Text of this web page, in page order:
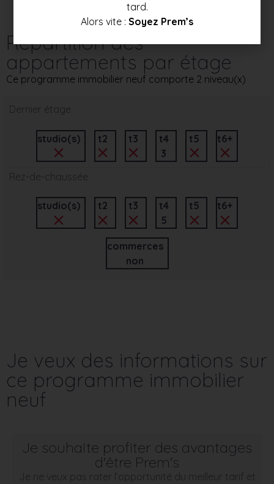
Répartition des
appartements par étage
Ce programme immobilier neuf comporte 2 niveau(x)
Dernier étage
studio(s) t2 t3
t4
3
t5 t6+
Rez-de-chaussée
studio(s) t2 t3
t4
5
t5 t6+
commerces
non
Je veux des informations sur
ce programme immobilier
neuf
Je souhaite profiter des avantages
d'être Prem's
Je ne veux pas rater l’opportunité du meilleur tarif et
tard.
Alors vite : Soyez Prem’s